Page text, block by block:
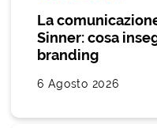
La
Sinner: cosa
branding
6 Agosto 2026